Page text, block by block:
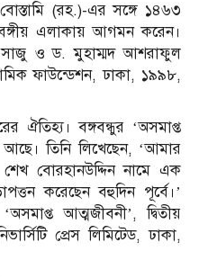
(রহ.)-এর সঙ্গে ১৪৬৩
বঙ্গীয় এলাকায় আগমন করেন।
ও ড. মুহাম্মদ আশরাফুল
ফাউন্ডেশন, ঢাকা, ১৯৯৮,
ঐতিহ্য। বঙ্গবন্ধুর ‘অসমাপ্ত
তিনি লিখেছেন, ‘আমার
বোরহানউদ্দিন নামে এক
করেছেন বহুদিন পূর্বে।’
আত্মজীবনী’, দ্বিতীয়
প্রেস লিমিটেড, ঢাকা,